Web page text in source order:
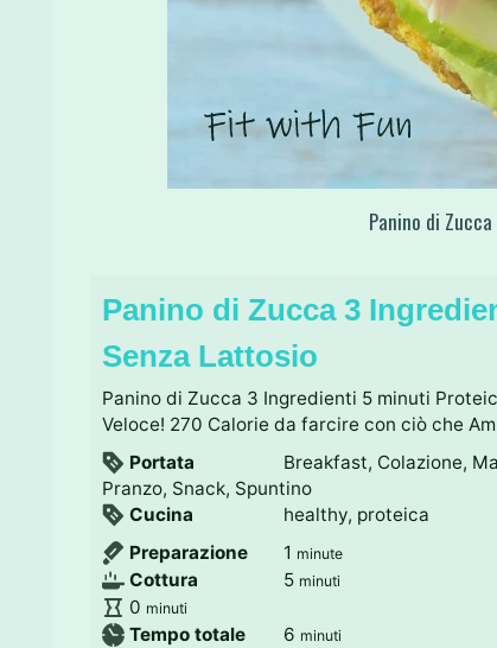
Panino di
Panino di Zucca 3
Senza Lattosio
Panino di Zucca 3 Ingredienti 5 minuti
Veloce! 270 Calorie da farcire con ciò che
Portata
Breakfast, Colazione,
Pranzo, Snack, Spuntino
Cucina
healthy, proteica
Preparazione
1 m
i
u
minute
Cottura 5m
n
minuti
0 m
i
minuti
Tempo totale 6 m
minuti